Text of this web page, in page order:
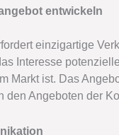
entwickeln
einzigartige
Interesse
Markt ist. Das
den Angeboten der